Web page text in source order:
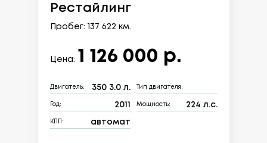
Рестайлинг
Пробег: 137 622 км.
Цена: 1 126 000 р.
Двигатель: 350 3.0 л. Тип двигателя:
Год: 2011 Мощность: 224 л.с.
КПП: автомат